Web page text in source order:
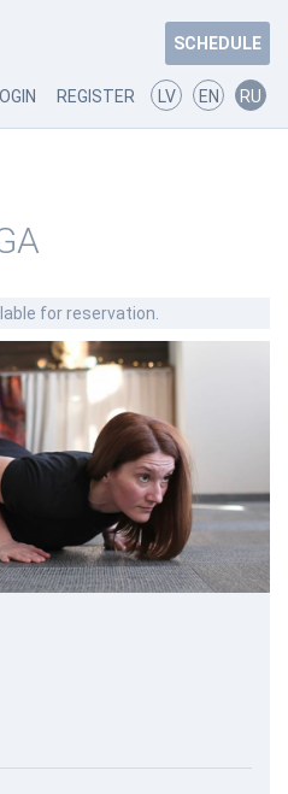
SCHEDULE
LOGIN REGISTER LV EN RU
for reservation.